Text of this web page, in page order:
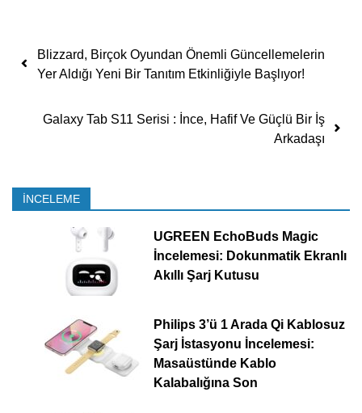
Yazı dolaşımı
Blizzard, Birçok Oyundan Önemli Güncellemelerin
Yer Aldığı Yeni Bir Tanıtım Etkinliğiyle Başlıyor!
Galaxy Tab S11 Serisi : İnce, Hafif Ve Güçlü Bir İş
Arkadaşı
İNCELEME
UGREEN EchoBuds Magic
İncelemesi: Dokunmatik Ekranlı
Akıllı Şarj Kutusu
Philips 3’ü 1 Arada Qi Kablosuz
Şarj İstasyonu İncelemesi:
Masaüstünde Kablo
Kalabalığına Son